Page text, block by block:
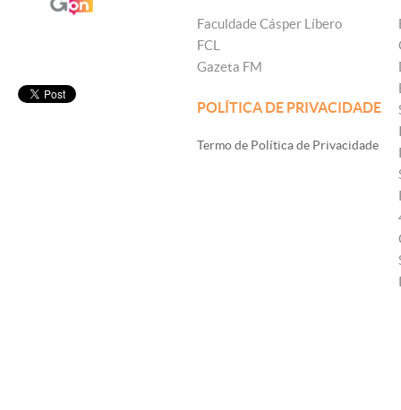
Faculdade Cásper Líbero
FCL
Gazeta FM
POLÍTICA DE PRIVACIDADE
Termo de Política de Privacidade